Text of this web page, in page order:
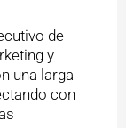
de
y
una larga
con